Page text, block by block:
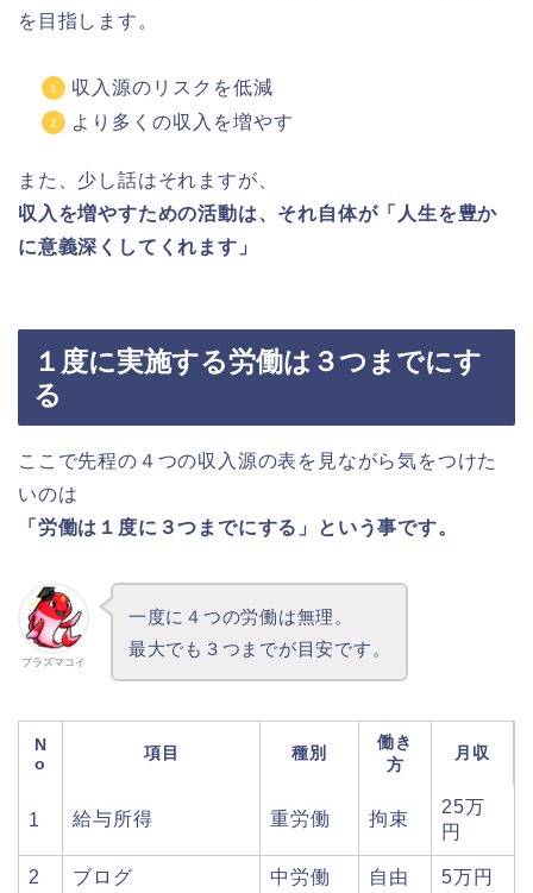
を目指します。
収入源のリスクを低減
より多くの収入を増やす
また、少し話はそれますが、
収入を増やすための活動は、それ自体が「人生を豊か
に意義深くしてくれます」
１度に実施する労働は３つまでにす
る
ここで先程の４つの収入源の表を見ながら気をつけた
いのは
「労働は１度に３つまでにする」という事です。
プラズマコイ
一度に４つの労働は無理。
最大でも３つまでが目安です。
N
o
項目 種別
働き
方
月収
1 給与所得 重労働 拘束
25万
円
2 ブログ 中労働 自由 5万円